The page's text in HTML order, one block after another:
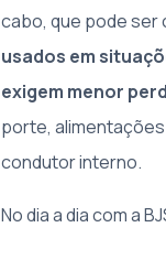
cabo, que pode ser
usados em
exigem menor
porte,
condutor interno.
No dia a dia com a